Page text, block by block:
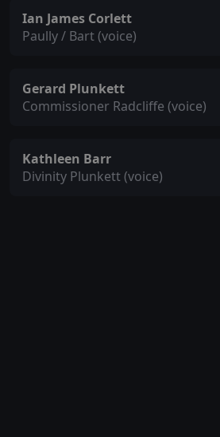
Ian James Corlett
Paully / Bart (voice)
Gerard Plunkett
Commissioner Radcliffe (voice)
Kathleen Barr
Divinity Plunkett (voice)